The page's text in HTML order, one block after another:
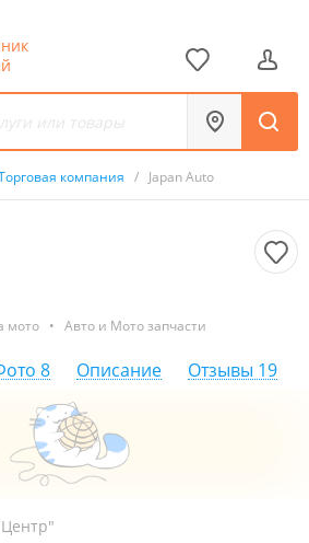
компания / Japan Auto
мото • Авто и Мото запчасти
8 Описание Отзывы 19
Адмирала Юмашева, 11